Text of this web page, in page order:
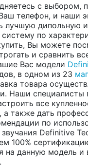
с выбором,
телефон, и наши
лучшую дипольную
по
Вы можете
и сравнить
Вас модели
в одном из 23
товара
Наши специалисты
все
а также дать
по
Definitive
100%
на данную модель и